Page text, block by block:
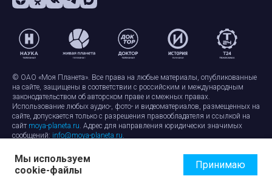
© ОАО «Моя Планета». Все права на любые материалы, опубликованные
на сайте, защищены в соответствии с российским и международным
законодательством об авторском праве и смежных правах.
Использование любых аудио-, фото- и видеоматериалов, размещенных на
сайте, допускается только с разрешения правообладателя и ссылкой на
сайт moya-planeta.ru. Адрес для направления юридически значимых
сообщений: info@moya-planeta.ru.
Правила сайтаРабота с cookie-файлами
Защита персональных данных
Обработка персональных данных
Мы используем
cookie-файлы
Принимаю